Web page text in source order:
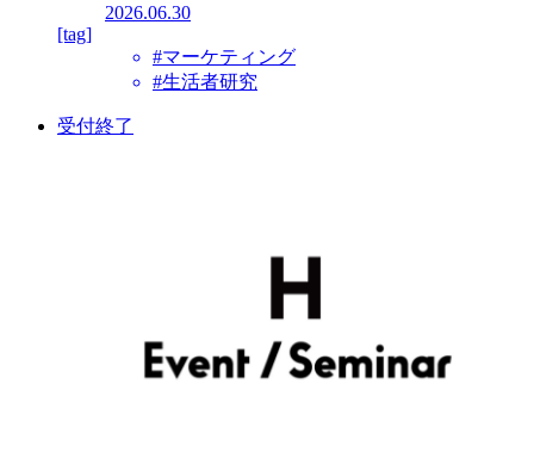
2026.06.30
[tag]
#マーケティング
#生活者研究
受付終了